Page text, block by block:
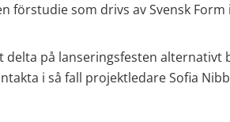
förstudie som drivs av Svensk
delta på lanseringsfesten alternativt
i så fall projektledare Sofia